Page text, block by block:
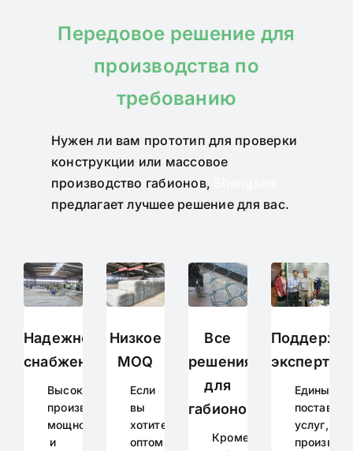
Передовое решение для
производства по
требованию
Нужен ли вам прототип для проверки
конструкции или массовое
производство габионов,
предлагает лучшее решение для вас.
Надежное
снабжение
Высокая
производственная
мощность
и
Низкое
MOQ
Если
вы
хотите
оптом
Все
решения
для
габионов
Кроме
экспертов
Единый
услуг,